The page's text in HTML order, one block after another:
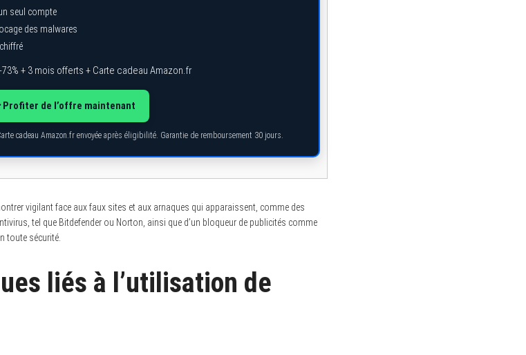
seul compte
des malwares
-73% + 3 mois offerts + Carte cadeau Amazon.fr
de l’offre maintenant
cadeau Amazon.fr envoyée après éligibilité. Garantie de remboursement 30 jours.
vigilant face aux faux sites et aux arnaques qui apparaissent, comme des
tel que Bitdefender ou Norton, ainsi que d’un bloqueur de publicités comme
toute sécurité.
liés à l’utilisation de